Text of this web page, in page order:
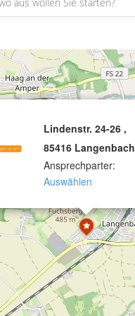
Lindenstr. 24-26 ,
85416 Langenbach
Ansprechparter:
Auswählen